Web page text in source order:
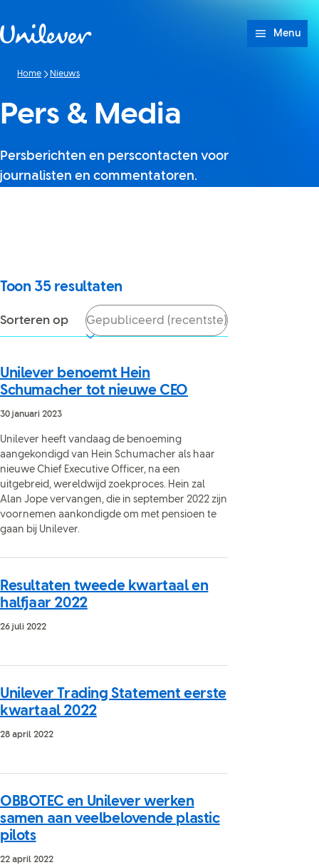
Menu
Home Nieuws
Pers & Media
Persberichten en perscontacten voor
journalisten en commentatoren.
Toon 35resultaten
Sorteren op
Unilever benoemt Hein
Schumacher tot nieuwe CEO
30 januari 2023
Unilever heeft vandaag de benoeming
aangekondigd van Hein Schumacher als haar
nieuwe Chief Executive Officer, na een
uitgebreid, wereldwijd zoekproces. Hein zal
Alan Jope vervangen, die in september 2022 zijn
voornemen aankondigde om met pensioen te
gaan bij Unilever.
Resultaten tweede kwartaal en
halfjaar 2022
26 juli 2022
Unilever Trading Statement eerste
kwartaal 2022
28 april 2022
OBBOTEC en Unilever werken
samen aan veelbelovende plastic
pilots
22 april 2022